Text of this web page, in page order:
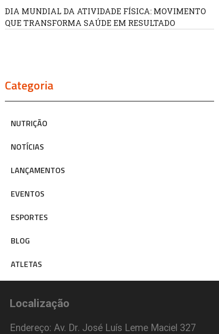
DIA MUNDIAL DA ATIVIDADE FÍSICA: MOVIMENTO
QUE TRANSFORMA SAÚDE EM RESULTADO
Categoria
NUTRIÇÃO
NOTÍCIAS
LANÇAMENTOS
EVENTOS
ESPORTES
BLOG
ATLETAS
Localização
Endereço: Av. Dr. José Luís Leme Maciel 327